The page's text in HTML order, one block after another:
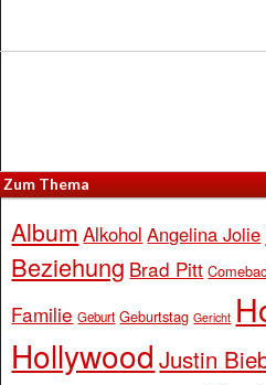
Zum Thema
Album Alkohol Angelina Jolie
Beziehung Brad Pitt
Familie Geburt Geburtstag Gericht
Hollywood Justin